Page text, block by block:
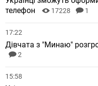
телефон
17228 1
17:22
Дівчата з "Минаю"
2
15:58